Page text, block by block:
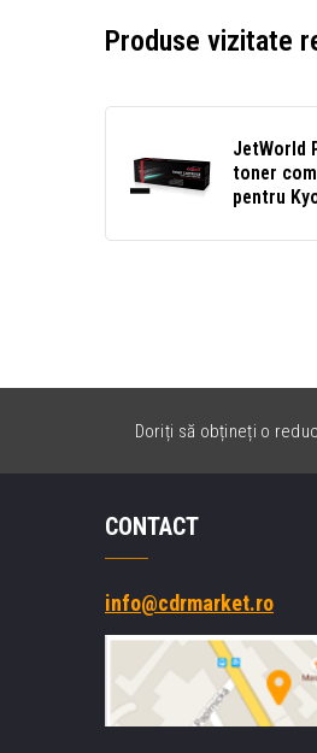
Produse vizitate
JetWorld
toner
pentru
negru
Doriți să obțineți o
CONTACT
info@cdrmarket.ro